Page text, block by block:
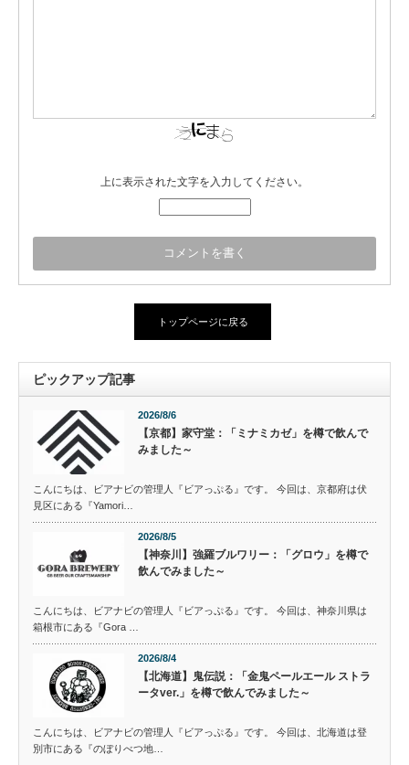
上に表示された文字を入力してください。
トップページに戻る
ピックアップ記事
2026/8/6
【京都】家守堂：「ミナミカゼ」を樽で飲んで
みました～
こんにちは、ビアナビの管理人『ビアっぷる』です。 今回は、京都府は伏
見区にある『Yamori…
2026/8/5
【神奈川】強羅ブルワリー：「グロウ」を樽で
飲んでみました～
こんにちは、ビアナビの管理人『ビアっぷる』です。 今回は、神奈川県は
箱根市にある『Gora …
2026/8/4
【北海道】鬼伝説：「金鬼ペールエール ストラ
ータver.」を樽で飲んでみました～
こんにちは、ビアナビの管理人『ビアっぷる』です。 今回は、北海道は登
別市にある『のぼりべつ地…